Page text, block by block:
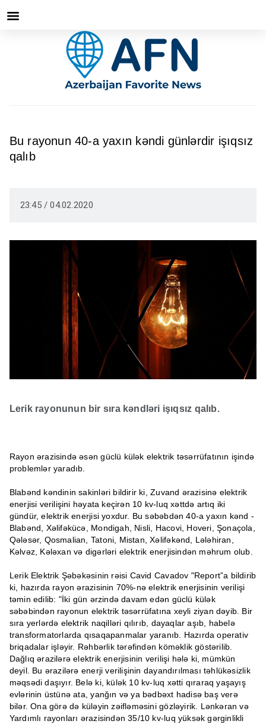
Bu rayonun 40-a yaxın kəndi günlərdir işıqsız
qalıb
23:45 / 04.02.2020
Lerik rayonunun bir sıra kəndləri işıqsız qalıb.
Rayon ərazisində əsən güclü külək elektrik təsərrüfatının işində
problemlər yaradıb.
Blabənd kəndinin sakinləri bildirir ki, Zuvand ərazisinə elektrik
enerjisi verilişini həyata keçirən 10 kv-luq xəttdə artıq iki
gündür, elektrik enerjisi yoxdur. Bu səbəbdən 40-a yaxın kənd -
Blabənd, Xəlifəkücə, Mondigah, Nisli, Hacovi, Hoveri, Şonaçola,
Qələsər, Qosmalian, Tatoni, Mistan, Xəlifəkənd, Lələhiran,
Kəlvəz, Kələxan və digərləri elektrik enerjisindən məhrum olub.
Lerik Elektrik Şəbəkəsinin rəisi Cavid Cavadov "Report”a bildirib
ki, hazırda rayon ərazisinin 70%-nə elektrik enerjisinin verilişi
təmin edilib: "İki gün ərzində davam edən güclü külək
səbəbindən rayonun elektrik təsərrüfatına xeyli ziyan dəyib. Bir
sıra yerlərdə elektrik naqilləri qılırıb, dayaqlar aşıb, habelə
transformatorlarda qısaqapanmalar yaranıb. Hazırda operativ
briqadalar işləyir. Rəhbərlik tərəfindən köməklik göstərilib.
Dağlıq ərazilərə elektrik enerjisinin verilişi hələ ki, mümkün
deyil. Bu ərazilərə enerji verilişinin dayandırılması təhlükəsizlik
məqsədi daşıyır. Belə ki, külək 10 kv-luq xətti qıraraq yaşayış
evlərinin üstünə ata, yanğın və ya bədbəxt hadisə baş verə
bilər. Ona görə də küləyin zəifləməsini gözləyirik. Lənkəran və
Yardımlı rayonları ərazisindən 35/10 kv-luq yüksək gərginlikli